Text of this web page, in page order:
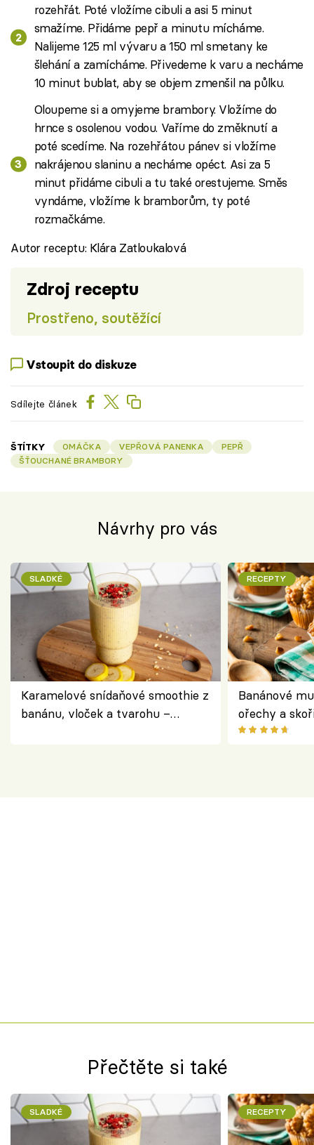
rozehřát. Poté vložíme cibuli a asi 5 minut
smažíme. Přidáme pepř a minutu mícháme.
Nalijeme 125 ml vývaru a 150 ml smetany ke
šlehání a zamícháme. Přivedeme k varu a necháme
10 minut bublat, aby se objem zmenšil na půlku.
Oloupeme si a omyjeme brambory. Vložíme do
hrnce s osolenou vodou. Vaříme do změknutí a
poté scedíme. Na rozehřátou pánev si vložíme
nakrájenou slaninu a necháme opéct. Asi za 5
minut přidáme cibuli a tu také orestujeme. Směs
vyndáme, vložíme k bramborům, ty poté
rozmačkáme.
Autor receptu: Klára Zatloukalová
Zdroj receptu
Prostřeno, soutěžící
Vstoupit do diskuze
Sdílejte článek
ŠTÍTKY OMÁČKA VEPŘOVÁ PANENKA
PEPŘ
ŠŤOUCHANÉ BRAMBORY
Návrhy pro vás
SLADKÉ
Karamelové snídaňové smoothie z
banánu, vloček a tvarohu –
RECEPTY
Banánové
ořechy a
Přečtěte si také
SLADKÉ RECEPTY